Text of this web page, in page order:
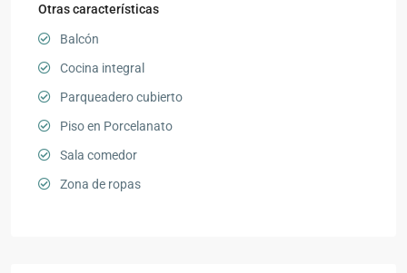
Otras características
Balcón
Cocina integral
Parqueadero cubierto
Piso en Porcelanato
Sala comedor
Zona de ropas